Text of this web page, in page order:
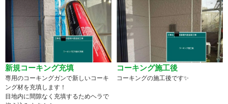
新規コーキング充填
専用のコーキングガンで新しいコーキ
ング材を充填します！
目地内に間隙なく充填するためヘラで
コーキング施工後
コーキングの施工後です✨